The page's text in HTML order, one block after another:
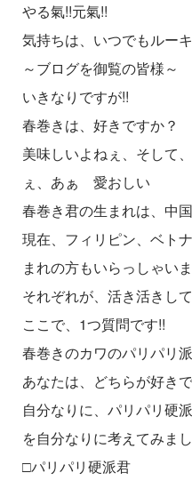
やる氣!!元氣!!
気持ちは、いつでもルー
～ブログを御覧の皆様～
いきなりですが!!
春巻きは、好きですか？
美味しいよねぇ、そして
ぇ、あぁ 愛おしい
春巻き君の生まれは、中国
現在、フィリピン、ベト
まれの方もいらっしゃい
それぞれが、活き活きし
ここで、1つ質問です!!
春巻きのカワのパリパリ
あなたは、どちらが好き
自分なりに、パリパリ硬
を自分なりに考えてみま
□パリパリ硬派君